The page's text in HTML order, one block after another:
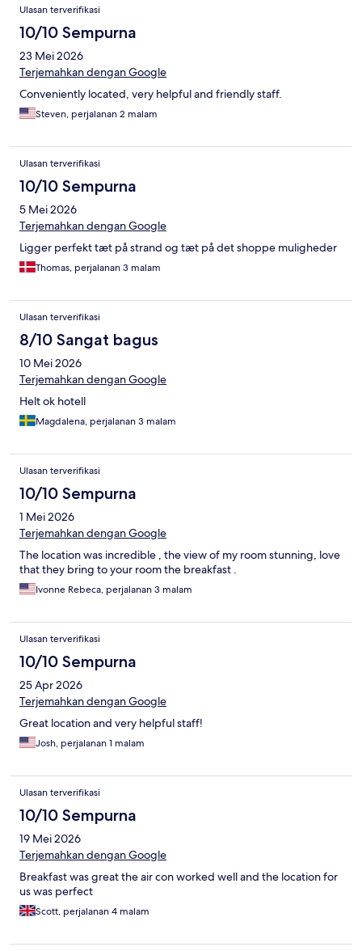
Ulasan terverifikasi
10/10 Sempurna
23 Mei 2026
Terjemahkan dengan Google
Conveniently located, very helpful and friendly staff.
Steven, perjalanan 2 malam
Ulasan terverifikasi
10/10 Sempurna
5 Mei 2026
Terjemahkan dengan Google
Ligger perfekt tæt på strand og tæt på det shoppe muligheder
Thomas, perjalanan 3 malam
Ulasan terverifikasi
8/10 Sangat bagus
10 Mei 2026
Terjemahkan dengan Google
Helt ok hotell
Magdalena, perjalanan 3 malam
Ulasan terverifikasi
10/10 Sempurna
1 Mei 2026
Terjemahkan dengan Google
The location was incredible , the view of my room stunning, love
that they bring to your room the breakfast .
Ivonne Rebeca, perjalanan 3 malam
Ulasan terverifikasi
10/10 Sempurna
25 Apr 2026
Terjemahkan dengan Google
Great location and very helpful staff!
Josh, perjalanan 1 malam
Ulasan terverifikasi
10/10 Sempurna
19 Mei 2026
Terjemahkan dengan Google
Breakfast was great the air con worked well and the location for
us was perfect
Scott, perjalanan 4 malam